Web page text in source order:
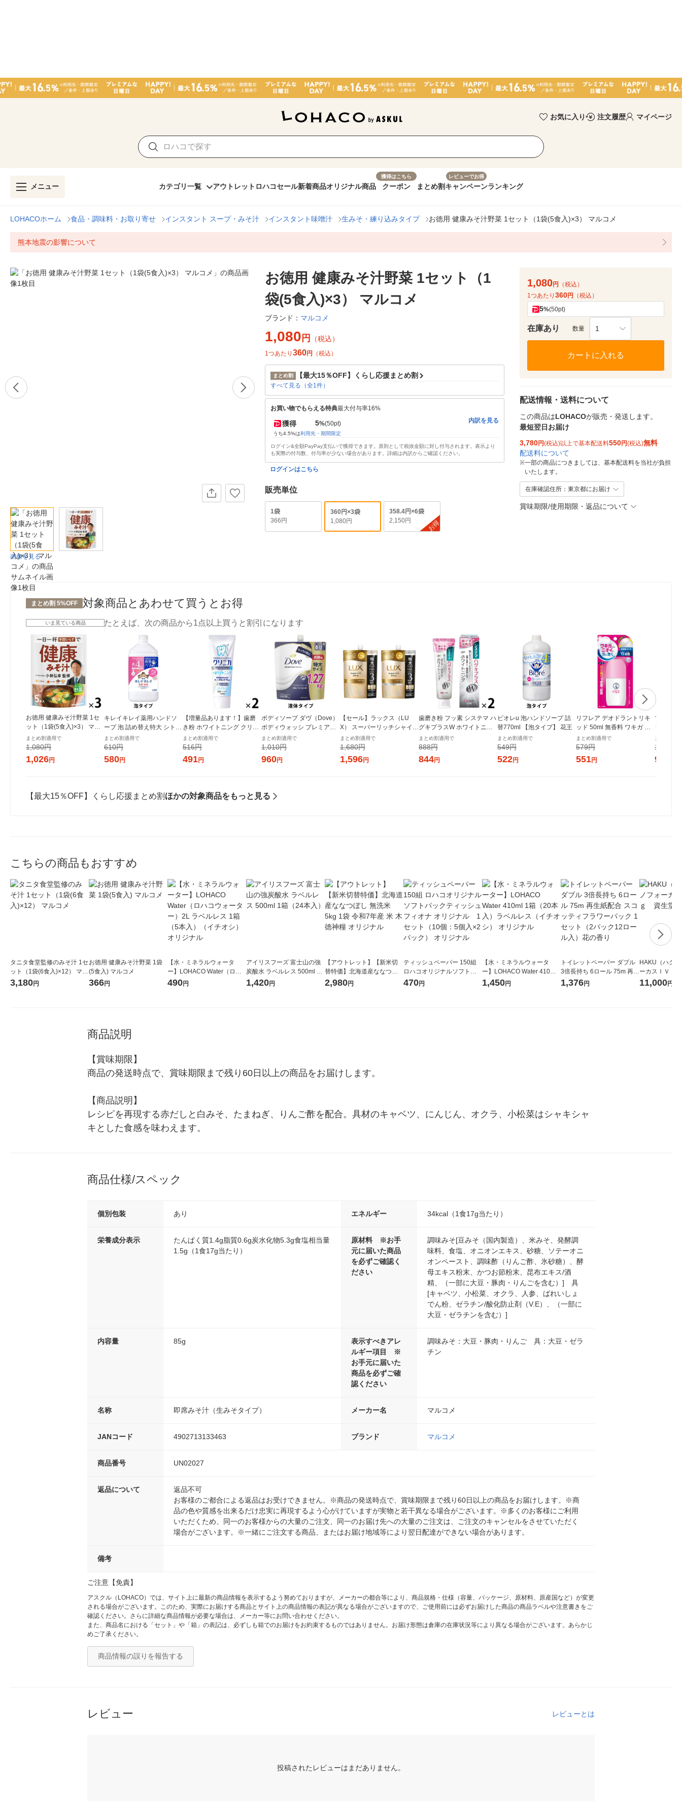
お気に入り 注文履歴 マイページ
メニュー カテゴリ一覧 アウトレット ロハコセール新着商品オリジナル商品
獲得はこちら
クーポン まとめ割
レビューでお得
キャンペーンランキング
LOHACOホーム 食品・調味料・お取り寄せ インスタント スープ・みそ汁 インスタント味噌汁 生みそ・練り込みタイプ お徳用 健康みそ汁野菜 1セット（1袋(5食入)×3） マルコメ
熊本地震の影響について
画像を見る
お徳用 健康みそ汁野菜 1セット（1
袋(5食入)×3） マルコメ
ブランド： マルコメ
1,080 円 （税込）
1つあたり 360円 （税込）
まとめ割 【最大15％OFF】くらし応援まとめ割
すべて見る（全1件）
お買い物でもらえる特典最大付与率16%
獲得 5%(50pt)
うち4.5%は利用先・期間限定
内訳を見る
ログイン&全額PayPay支払いで獲得できます。原則として税抜金額に対し付与されます。表示より
も実際の付与数、付与率が少ない場合があります。詳細は内訳からご確認ください。
ログインはこちら
販売単位
1袋
366円
360円×3袋
1,080円
358.4円×6袋
2,150円
お得
1,080円
（税込）
1つあたり 360円 （税込）
5%(50pt)
在庫あり 数量 1
カートに入れる
配送情報・送料について
この商品はLOHACOが販売・発送します。
最短翌日お届け
3,780円(税込)以上で基本配送料550円(税込)無料
配送料について
※一部の商品につきましては、基本配送料を当社が負担
いたします。
在庫確認住所：東京都にお届け
賞味期限/使用期限・返品について
まとめ割 5%OFF 対象商品とあわせて買うとお得
いま見ている商品
お徳用 健康みそ汁野菜 1セ
ット（1袋(5食入)×3） マル
コメ
まとめ割適用で
1,080円
1,026円
たとえば、次の商品から1点以上買うと割引になります
キレイキレイ薬用ハンドソ
ープ 泡 詰め替え特大 シトラ
スフルーティ 800ml 殺菌 保
湿 (泡タイプ)ライオン
まとめ割適用で
610円
580円
【増量品あります！】歯磨
き粉 ホワイトニング クリニ
カアドバンテージ +ホワイト
ニング ハミガキ クリアミン
ト 130g 2セット ライオン
まとめ割適用で
516円
491円
ボディソープ ダヴ（Dove）
ボディウォッシ プレミアム
モイスチャーケア つめかえ
用 特大 1270g Dove 液体タ
イプ
まとめ割適用で
1,010円
960円
【セール】ラックス（LU
X） スーパーリッチシャイン
ダメージリペア 補修 シャン
プー+コンディショナー セッ
ト 詰替 特大 各870g ユニリ
ーバ
まとめ割適用で
1,680円
1,596円
歯磨き粉 フッ素 システマ ハ
グキプラスW ホワイトニン
グ ハミガキ 高濃度フッ素配
合 歯周病予防 95g 1セット
（2本） ライオン
まとめ割適用で
888円
844円
ビオレu 泡ハンドソープ 詰
替770ml 【泡タイプ】 花王
まとめ割適用で
549円
522円
リフレア デオドラントリキ
ッド 50ml 無香料 ワキガ 制
汗剤 ロート製薬
まとめ割適用で
579円
551円
マウスウ
リニカ
タルリン
ンアルコ
ト（2本
まとめ割適
1,044円
992
【最大15％OFF】くらし応援まとめ割 ほかの対象商品をもっと見る
こちらの商品もおすすめ
タニタ食堂監修のみそ汁 1セ
ット（1袋(6食入)×12） マル
コメ
3,180円
お徳用 健康みそ汁野菜 1袋
(5食入) マルコメ
366円
【水・ミネラルウォータ
ー】LOHACO Water（ロハ
コウォーター）2L ラベルレ
490円
アイリスフーズ 富士山の強
炭酸水 ラベルレス 500ml 1
箱（24本入）
1,420円
【アウトレット】【新米切
替特価】北海道産ななつぼ
し 無洗米 5kg 1袋 令和7年産
2,980円
ティッシュペーパー 150組
ロハコオリジナルソフトパ
ックティッシュ フィオナ オ
470円
【水・ミネラルウォータ
ー】LOHACO Water 410ml
1箱（20本入）ラベルレス
1,450円
トイレットペーパー ダブル
3倍長持ち 6ロール 75m 再生
紙配合 スコッティフラワー
1,376円
HAKU（ハク
ーカスＩＶ
堂 おまけ付き
11,000円
商品説明
【賞味期限】
商品の発送時点で、賞味期限まで残り60日以上の商品をお届けします。
【商品説明】
レシピを再現する赤だしと白みそ、たまねぎ、りんご酢を配合。具材のキャベツ、にんじん、オクラ、小松菜はシャキシャ
キとした食感を味わえます。
商品仕様/スペック
個別包装 あり エネルギー 34kcal（1食17g当たり）
栄養成分表示
たんぱく質1.4g脂質0.6g炭水化物5.3g食塩相当量
1.5g（1食17g当たり）
原材料 ※お手
元に届いた商品
を必ずご確認く
ださい
調味みそ[豆みそ（国内製造）、米みそ、発酵調
味料、食塩、オニオンエキス、砂糖、ソテーオニ
オンペースト、調味酢（りんご酢、氷砂糖）、酵
母エキス粉末、かつお節粉末、昆布エキス/酒
精、（一部に大豆・豚肉・りんごを含む）] 具
[キャベツ、小松菜、オクラ、人参、ばれいしょ
でん粉、ゼラチン/酸化防止剤（V.E）、（一部に
大豆・ゼラチンを含む）]
内容量 85g
表示すべきアレ
ルギー項目 ※
お手元に届いた
商品を必ずご確
認ください
調味みそ：大豆・豚肉・りんご 具：大豆・ゼラ
チン
名称 即席みそ汁（生みそタイプ） メーカー名 マルコメ
JANコード 4902713133463 ブランド マルコメ
商品番号 UN02027
返品について
返品不可
お客様のご都合による返品はお受けできません。※商品の発送時点で、賞味期限まで残り60日以上の商品をお届けします。※商
品の色や質感を出来るだけ忠実に再現するよう心がけていますが実物と若干異なる場合がございます。※多くのお客様にご利用
いただくため、同一のお客様からの大量のご注文、同一のお届け先への大量のご注文は、ご注文のキャンセルをさせていただく
場合がございます。※一緒にご注文する商品、またはお届け地域等により翌日配達ができない場合があります。
備考
ご注意【免責】
アスクル（LOHACO）では、サイト上に最新の商品情報を表示するよう努めておりますが、メーカーの都合等により、商品規格・仕様（容量、パッケージ、原材料、原産国など）が変更
される場合がございます。このため、実際にお届けする商品とサイト上の商品情報の表記が異なる場合がございますので、ご使用前には必ずお届けした商品の商品ラベルや注意書きをご
確認ください。さらに詳細な商品情報が必要な場合は、メーカー等にお問い合わせください。
また、商品名における「セット」や「箱」の表記は、必ずしも箱でのお届けをお約束するものではありません。お届け形態は倉庫の在庫状況等により異なる場合がございます。あらかじ
めご了承ください。
商品情報の誤りを報告する
レビュー レビューとは
投稿されたレビューはまだありません。